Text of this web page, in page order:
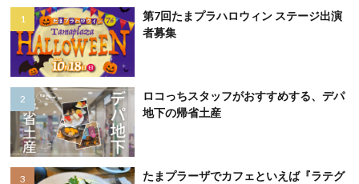
第7回たまプラハロウィン ステージ出演
者募集
ロコっちスタッフがおすすめする、デパ
地下の帰省土産
たまプラーザでカフェといえば『ラテグ